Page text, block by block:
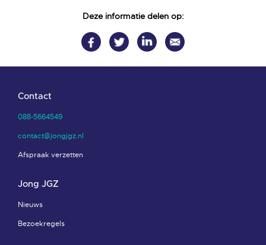
Deze informatie delen op:
Contact
088-5664549
contact@jongjgz.nl
Afspraak verzetten
Jong JGZ
Nieuws
Bezoekregels